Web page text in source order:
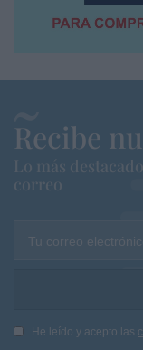
Recibe
Lo más
correo
Tu correo
He leído y acepto las